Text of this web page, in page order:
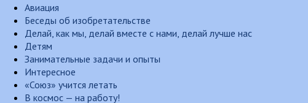
Авиация
Беседы об изобретательстве
Делай, как мы, делай вместе с нами, делай лучше нас
Детям
Занимательные задачи и опыты
Интересное
«Союз» учится летать
В космос — на работу!